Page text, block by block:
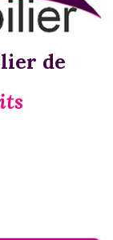
de